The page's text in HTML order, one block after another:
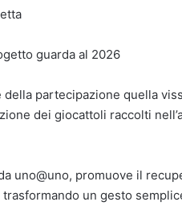
guarda al 2026
partecipazione quella
dei giocattoli raccolti
uno@uno, promuove il
un gesto